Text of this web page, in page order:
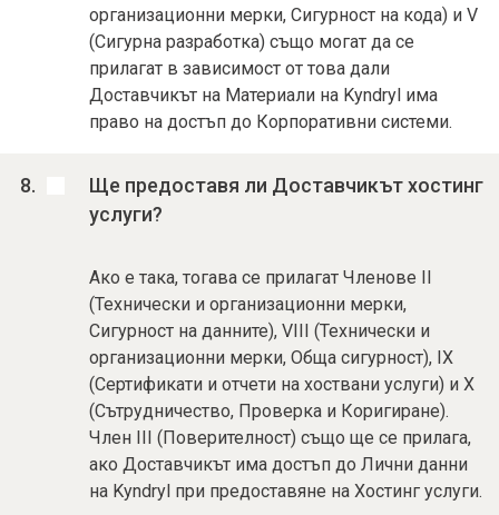
организационни мерки, Сигурност на кода) и V
(Сигурна разработка) също могат да се
прилагат в зависимост от това дали
Доставчикът на Материали на Kyndryl има
право на достъп до Корпоративни системи.
Ще предоставя ли Доставчикът хостинг
услуги?
Ако е така, тогава се прилагат Членове II
(Технически и организационни мерки,
Сигурност на данните), VIII (Технически и
организационни мерки, Обща сигурност), IX
(Сертификати и отчети на хоствани услуги) и X
(Сътрудничество, Проверка и Коригиране).
Член III (Поверителност) също ще се прилага,
ако Доставчикът има достъп до Лични данни
на Kyndryl при предоставяне на Хостинг услуги.